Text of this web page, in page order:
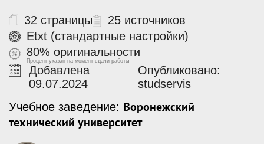
32 страницы
25 источников
Etxt (стандартные настройки)
80% оригинальности
Процент указан на момент сдачи работы
Добавлена
09.07.2024
Опубликовано:
studservis
Учебное заведение: Воронежский
технический университет